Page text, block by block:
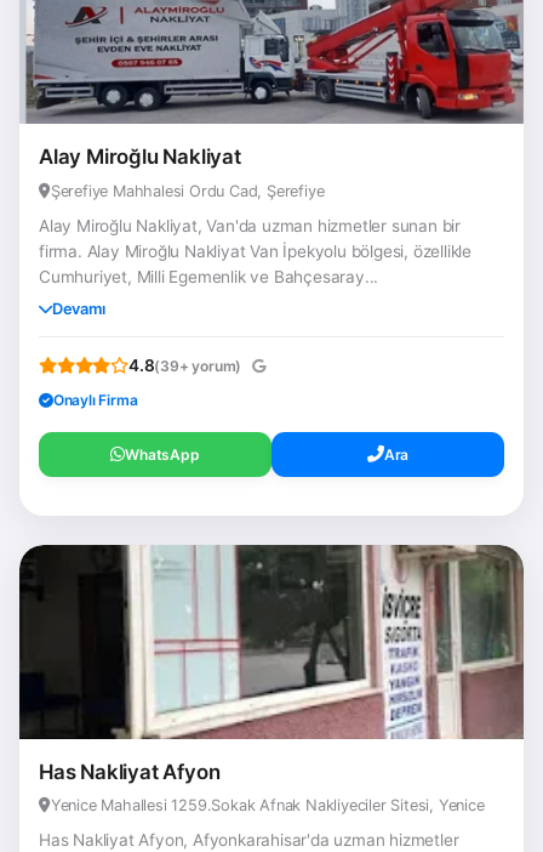
Alay Miroğlu Nakliyat
Şerefiye Mahhalesi Ordu Cad, Şerefiye
Alay Miroğlu Nakliyat, Van'da uzman hizmetler sunan bir
firma. Alay Miroğlu Nakliyat Van İpekyolu bölgesi, özellikle
Cumhuriyet, Milli Egemenlik ve Bahçesaray...
Devamı
4.8(39+ yorum)
Onaylı Firma
WhatsApp Ara
Has Nakliyat Afyon
Yenice Mahallesi 1259.Sokak Afnak Nakliyeciler Sitesi, Yenice
Has Nakliyat Afyon, Afyonkarahisar'da uzman hizmetler